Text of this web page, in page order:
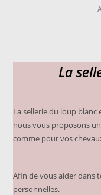
La
La sellerie du loup
nous vous proposons
comme pour vos
Afin de vous aider dans
personnelles.